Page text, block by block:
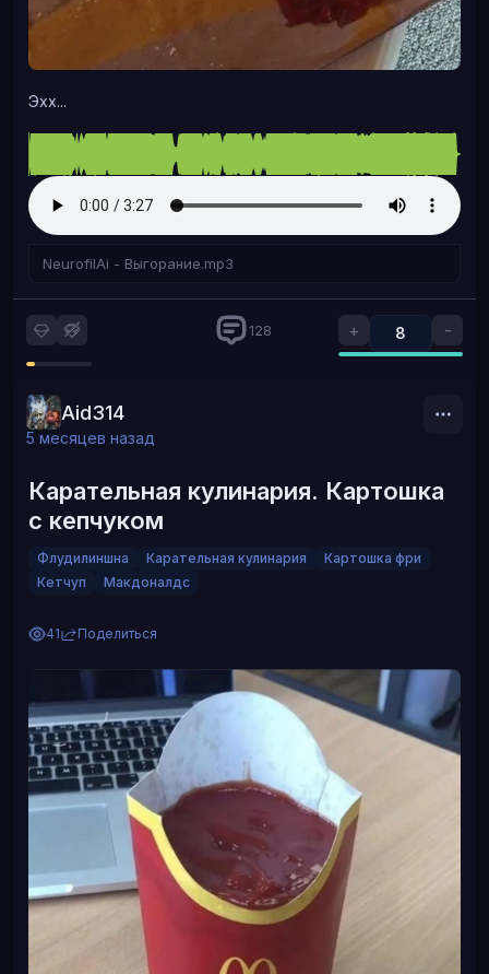
Эхх...
NeurofilAi - Выгорание.mp3
+ 8 -
128
Aid314
5 месяцев назад
Карательная кулинария. Картошка
с кепчуком
Флудилиншна Карательная кулинария
Картошка фри
Кетчуп
Макдоналдс
41 Поделиться